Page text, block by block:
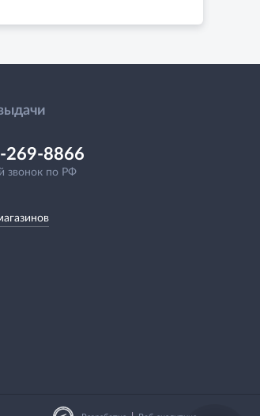
269-8866
звонок по РФ